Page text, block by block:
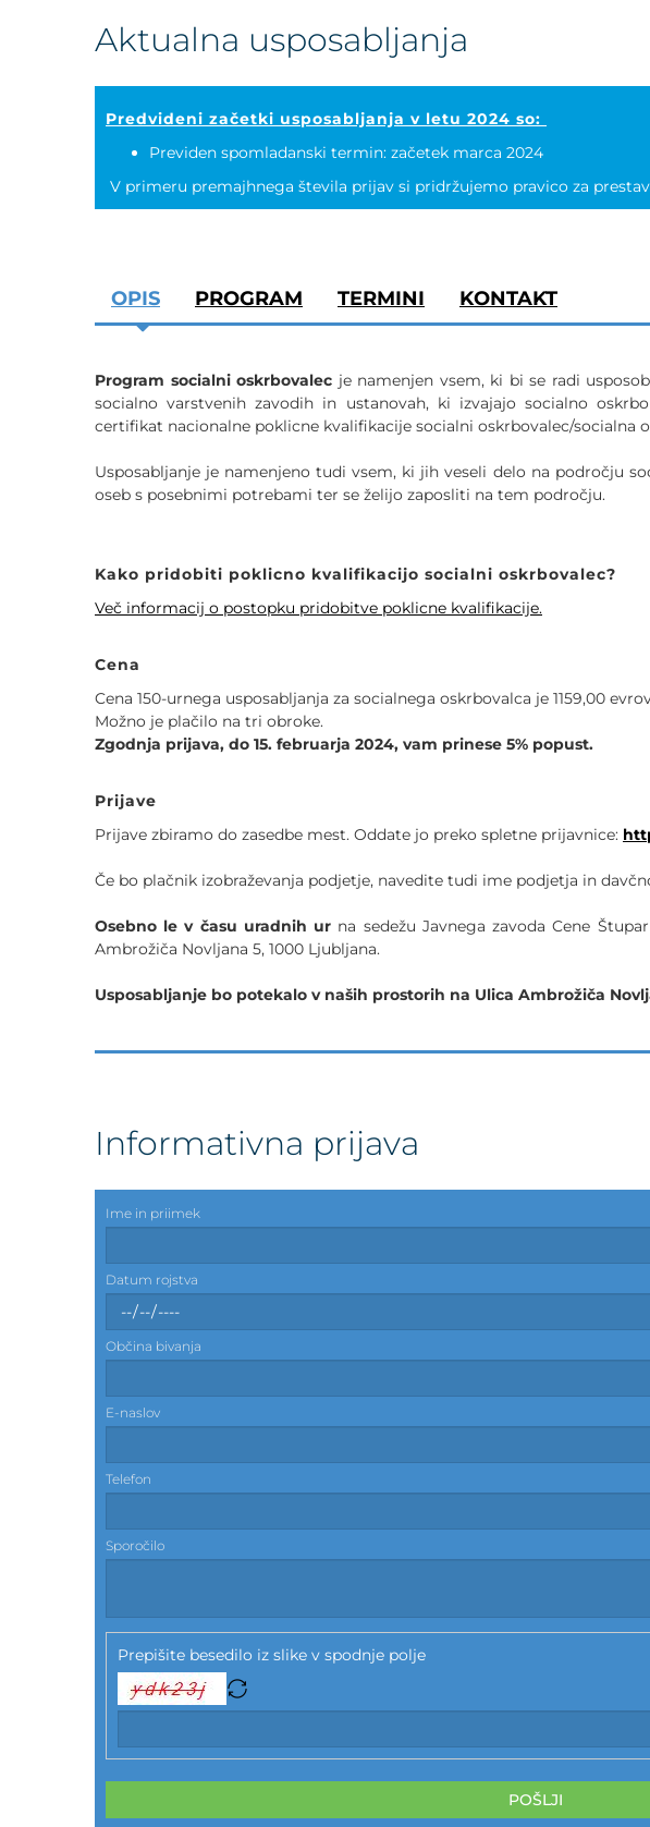
IZJAVA O DOSTOPNOSTI
Aktualna usposabljanja
Predvideni začetki usposabljanja v letu 2024 so:
Previden spomladanski termin: začetek marca 2024
V primeru premajhnega števila prijav si pridržujemo pravico za
OPIS PROGRAM TERMINI KONTAKT
Program socialni oskrbovalec je namenjen vsem, ki bi se radi
socialno varstvenih zavodih in ustanovah, ki izvajajo socialno
certifikat nacionalne poklicne kvalifikacije socialni oskrbovalec/socialna
Usposabljanje je namenjeno tudi vsem, ki jih veseli delo na področju
oseb s posebnimi potrebami ter se želijo zaposliti na tem področju.
Kako pridobiti poklicno kvalifikacijo socialni oskrbovalec?
Več informacij o postopku pridobitve poklicne kvalifikacije.
Cena
Cena 150-urnega usposabljanja za socialnega oskrbovalca je 1159,00
Možno je plačilo na tri obroke.
Zgodnja prijava, do 15. februarja 2024, vam prinese 5% popust.
Prijave
Prijave zbiramo do zasedbe mest. Oddate jo preko spletne prijavnice:
Če bo plačnik izobraževanja podjetje, navedite tudi ime podjetja in
Osebno le v času uradnih ur na sedežu Javnega zavoda Cene
Ambrožiča Novljana 5, 1000 Ljubljana.
Usposabljanje bo potekalo v naših prostorih na Ulica Ambrožiča
Informativna prijava
Ime in priimek
Datum rojstva
Občina bivanja
E-naslov
Telefon
Sporočilo
Prepišite besedilo iz slike v spodnje polje
POŠLJI